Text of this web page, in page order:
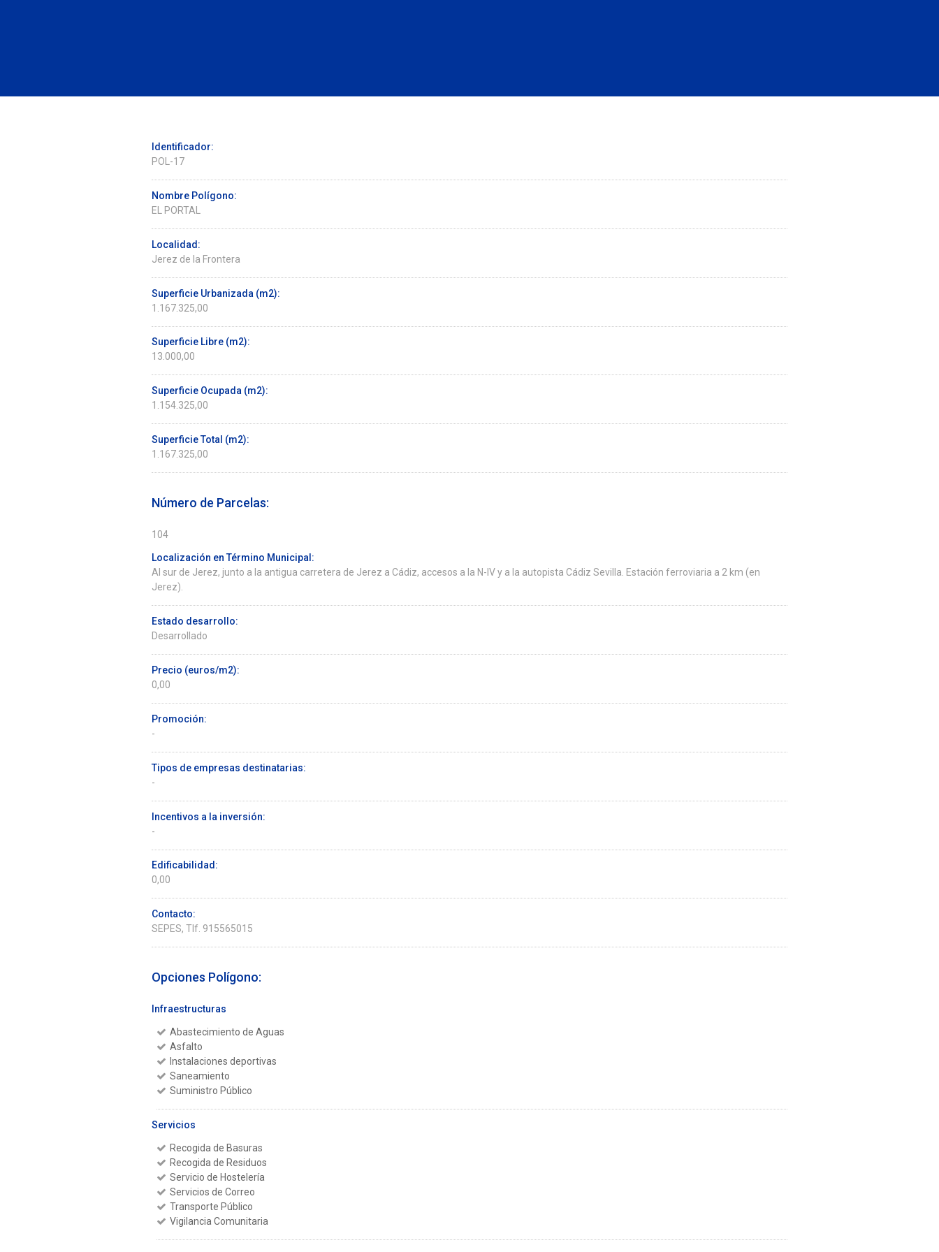
Identificador:
POL-17
Nombre Polígono:
EL PORTAL
Localidad:
Jerez de la Frontera
Superficie Urbanizada (m2):
1.167.325,00
Superficie Libre (m2):
13.000,00
Superficie Ocupada (m2):
1.154.325,00
Superficie Total (m2):
1.167.325,00
Número de Parcelas:
104
Localización en Término Municipal:
Al sur de Jerez, junto a la antigua carretera de Jerez a Cádiz, accesos a la N-IV y a la autopista Cádiz Sevilla. Estación ferroviaria a 2 km (en
Jerez).
Estado desarrollo:
Desarrollado
Precio (euros/m2):
0,00
Promoción:
-
Tipos de empresas destinatarias:
-
Incentivos a la inversión:
-
Edificabilidad:
0,00
Contacto:
SEPES, Tlf. 915565015
Opciones Polígono:
Infraestructuras
Abastecimiento de Aguas
Asfalto
Instalaciones deportivas
Saneamiento
Suministro Público
Servicios
Recogida de Basuras
Recogida de Residuos
Servicio de Hostelería
Servicios de Correo
Transporte Público
Vigilancia Comunitaria